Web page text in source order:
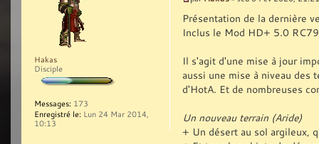
Présentation de la dernière
Inclus le Mod HD+ 5.0 RC79
Il s'agit d'une mise à jour
aussi une mise à niveau des
d'HotA. Et de nombreuses
Un nouveau terrain (Aride)
+ Un désert au sol argileux,
Hakas
Disciple
Messages: 173
Enregistré le: Lun 24 Mar 2014,
10:13